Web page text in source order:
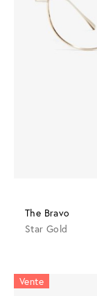
The Bravo
Star Gold
Vente